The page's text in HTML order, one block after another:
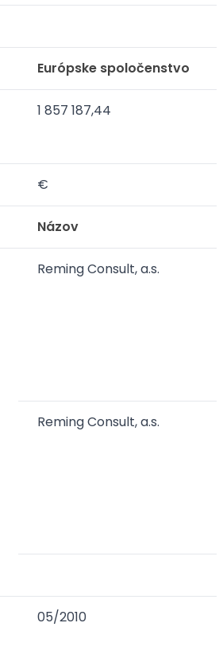
Európske spoločenstvo
1 857 187,44
€
Názov
Reming Consult, a.s.
Reming Consult, a.s.
05/2010